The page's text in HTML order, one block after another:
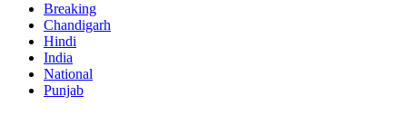
Breaking
Chandigarh
Hindi
India
National
Punjab